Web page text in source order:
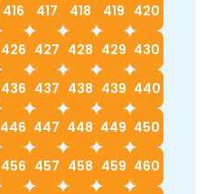
416 417 418 419 420
426 427 428 429 430
436 437 438 439 440
446 447 448 449 450
456 457 458 459 460